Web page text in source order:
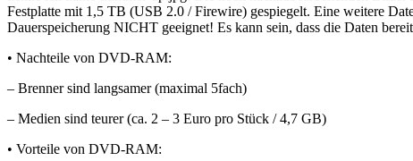
Festplatte mit 1,5 TB (USB 2.0 / Firewire) gespiegelt. Eine weitere
Dauerspeicherung NICHT geeignet! Es kann sein, dass die Daten
• Nachteile von DVD-RAM:
– Brenner sind langsamer (maximal 5fach)
– Medien sind teurer (ca. 2 – 3 Euro pro Stück / 4,7 GB)
• Vorteile von DVD-RAM: